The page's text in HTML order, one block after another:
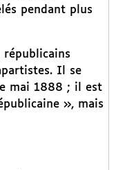
pendant plus
Il se
mai 1888 ; il est
», mais